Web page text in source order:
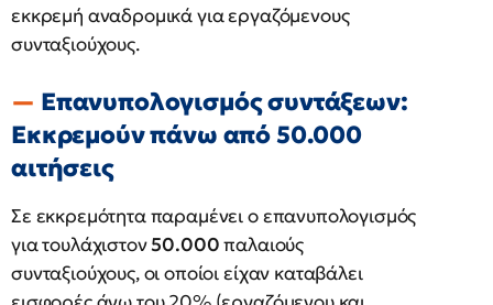
εκκρεμή αναδρομικά για εργαζόμενους
συνταξιούχους.
Επανυπολογισμός συντάξεων:
Εκκρεμούν πάνω από 50.000
αιτήσεις
Σε εκκρεμότητα παραμένει ο επανυπολογισμός
για τουλάχιστον50.000παλαιούς
συνταξιούχους, οι οποίοι είχαν καταβάλει